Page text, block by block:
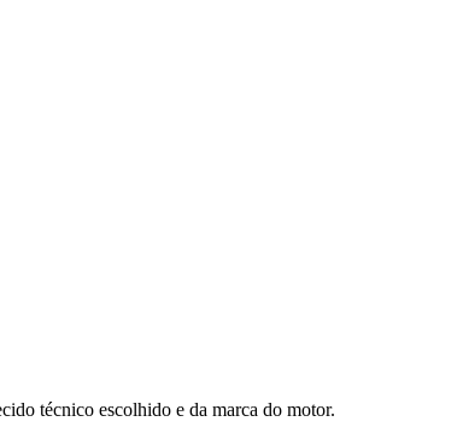
técnico escolhido e da marca do motor.